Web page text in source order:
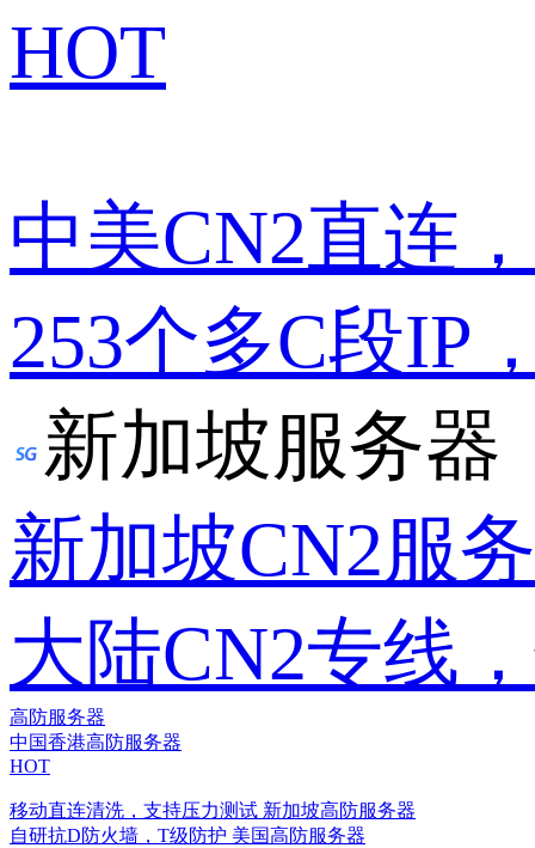
HOT
中美CN2直连
253个多C段IP
新加坡服务器
新加坡CN2服
大陆CN2专线
高防服务器
中国香港高防服务器
HOT
移动直连清洗，支持压力测试 新加坡高防服务器
自研抗D防火墙，T级防护 美国高防服务器